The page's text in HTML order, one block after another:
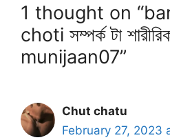
1 thought on
choti সম্পর্ক টা
munijaan07”
Chut chatu
February 27, 2023